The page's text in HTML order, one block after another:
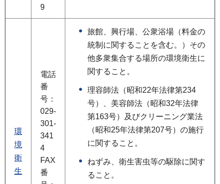
9
環
境
衛
生
電話
番
号：
029-
301-
341
4
FAX
番
旅館、興行場、公衆浴場（料金の
統制に関することを含む。）その
他多衆集合する場所の環境衛生に
関すること。
理容師法（昭和22年法律第234
号）、美容師法（昭和32年法律
第163号）及びクリーニング業法
（昭和25年法律第207号）の施行
に関すること。
ねずみ、衛生害虫等の駆除に関す
ること。